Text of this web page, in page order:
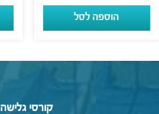
הוספה לסל
קורסי גלישה